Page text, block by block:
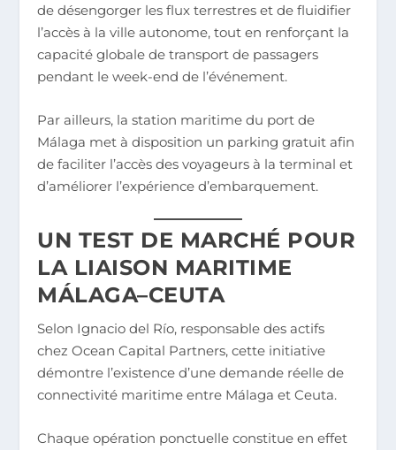
de désengorger les flux terrestres et de fluidifier
l’accès à la ville autonome, tout en renforçant la
capacité globale de transport de passagers
pendant le week-end de l’événement.
Par ailleurs, la station maritime du port de
Málaga met à disposition un parking gratuit afin
de faciliter l’accès des voyageurs à la terminal et
d’améliorer l’expérience d’embarquement.
UN TEST DE MARCHÉ POUR
LA LIAISON MARITIME
MÁLAGA–CEUTA
Selon Ignacio del Río, responsable des actifs
chez Ocean Capital Partners, cette initiative
démontre l’existence d’une demande réelle de
connectivité maritime entre Málaga et Ceuta.
Chaque opération ponctuelle constitue en effet